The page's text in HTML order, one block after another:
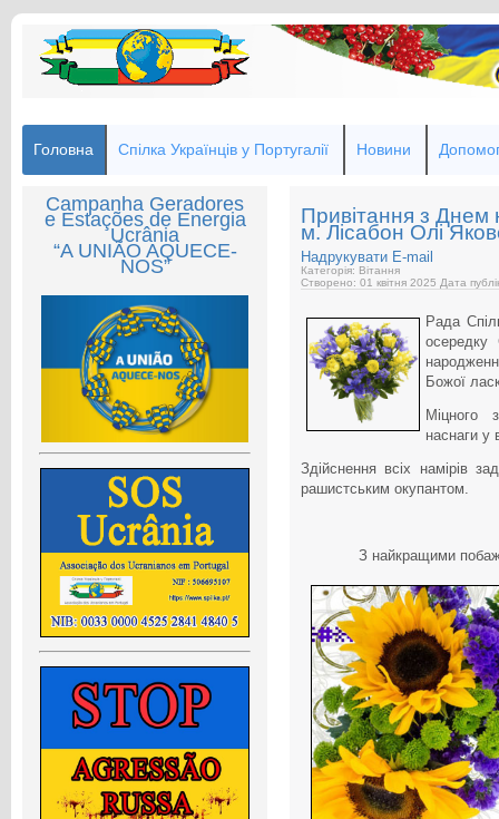
Головна Спілка Українців у Португалії Новини
Campanha Geradores
e Estações de Energia
Ucrânia
“A UNIÃO AQUECE-
NOS”
Привітання з Днем
м. Лісабон Олі
Надрукувати E-mail
Категорія: Вітання
Створено: 01 квітня 2025 Дата
Рада
Божої
Міцного
наснаги у
Здійснення всіх намірів
рашистським окупантом.
З найкращими